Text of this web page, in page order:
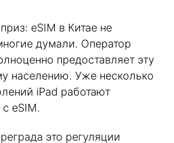
eSIM в Китае не
думали. Оператор
предоставляет эту
населению. Уже несколько
iPad работают
eSIM.
это регуляции